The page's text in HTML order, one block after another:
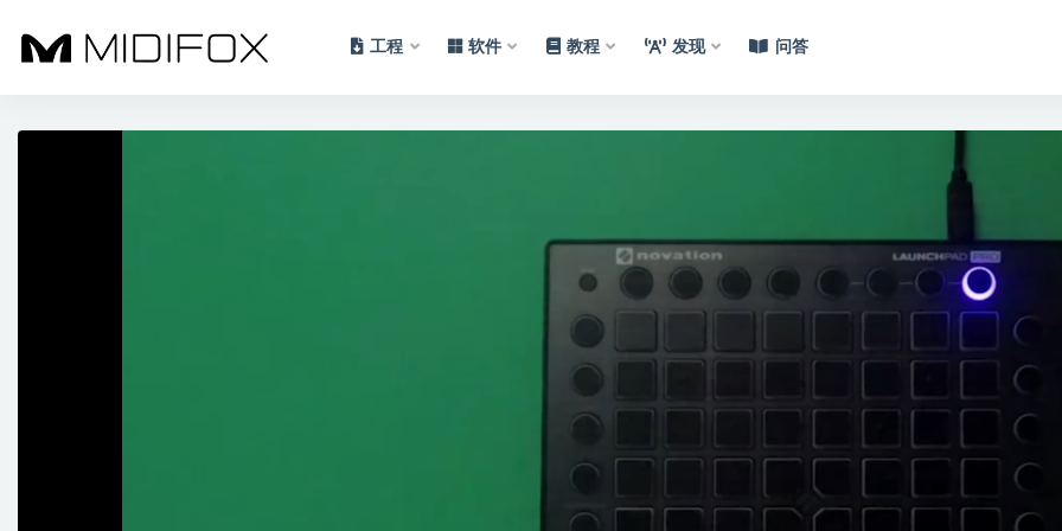
工程 软件 教程 发现 问答